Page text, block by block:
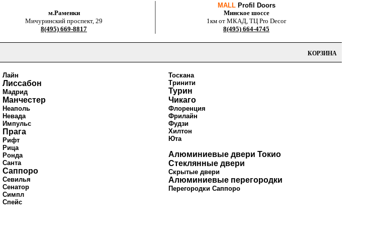
м.Раменки
Мичуринский проспект, 29
8(495) 669-8817
MALLProfil Doors
Минское шоссе
1км от МКАД, ТЦ Pro Decor
8(495) 664-4745
КОРЗИНА
Лайн
Лиссабон
Мадрид
Манчестер
Неаполь
Невада
Импульс
Прага
Рифт
Рица
Ронда
Санта
Саппоро
Севилья
Сенатор
Симпл
Спейс
Тоскана
Тринити
Турин
Чикаго
Флоренция
Фрилайн
Фудзи
Хилтон
Юта
Алюминиевые двери Токио
Стеклянные двери
Скрытые двери
Алюминиевые перегородки
Перегородки Саппоро